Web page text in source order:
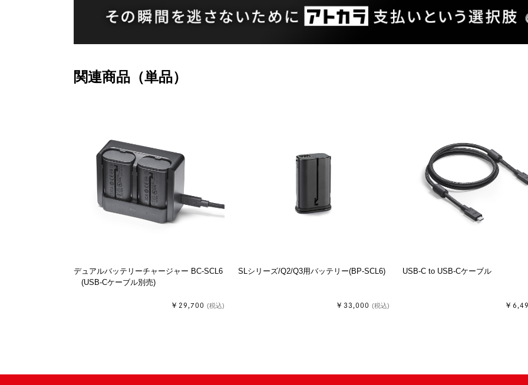
関連商品（単品）
デュアルバッテリーチャージャー BC-SCL6
(USB-Cケーブル別売)
￥29,700 (税込)
SLシリーズ/Q2/Q3用バッテリー(BP-SCL6)
￥33,000 (税込)
USB-C to USB-Cケーブル
￥